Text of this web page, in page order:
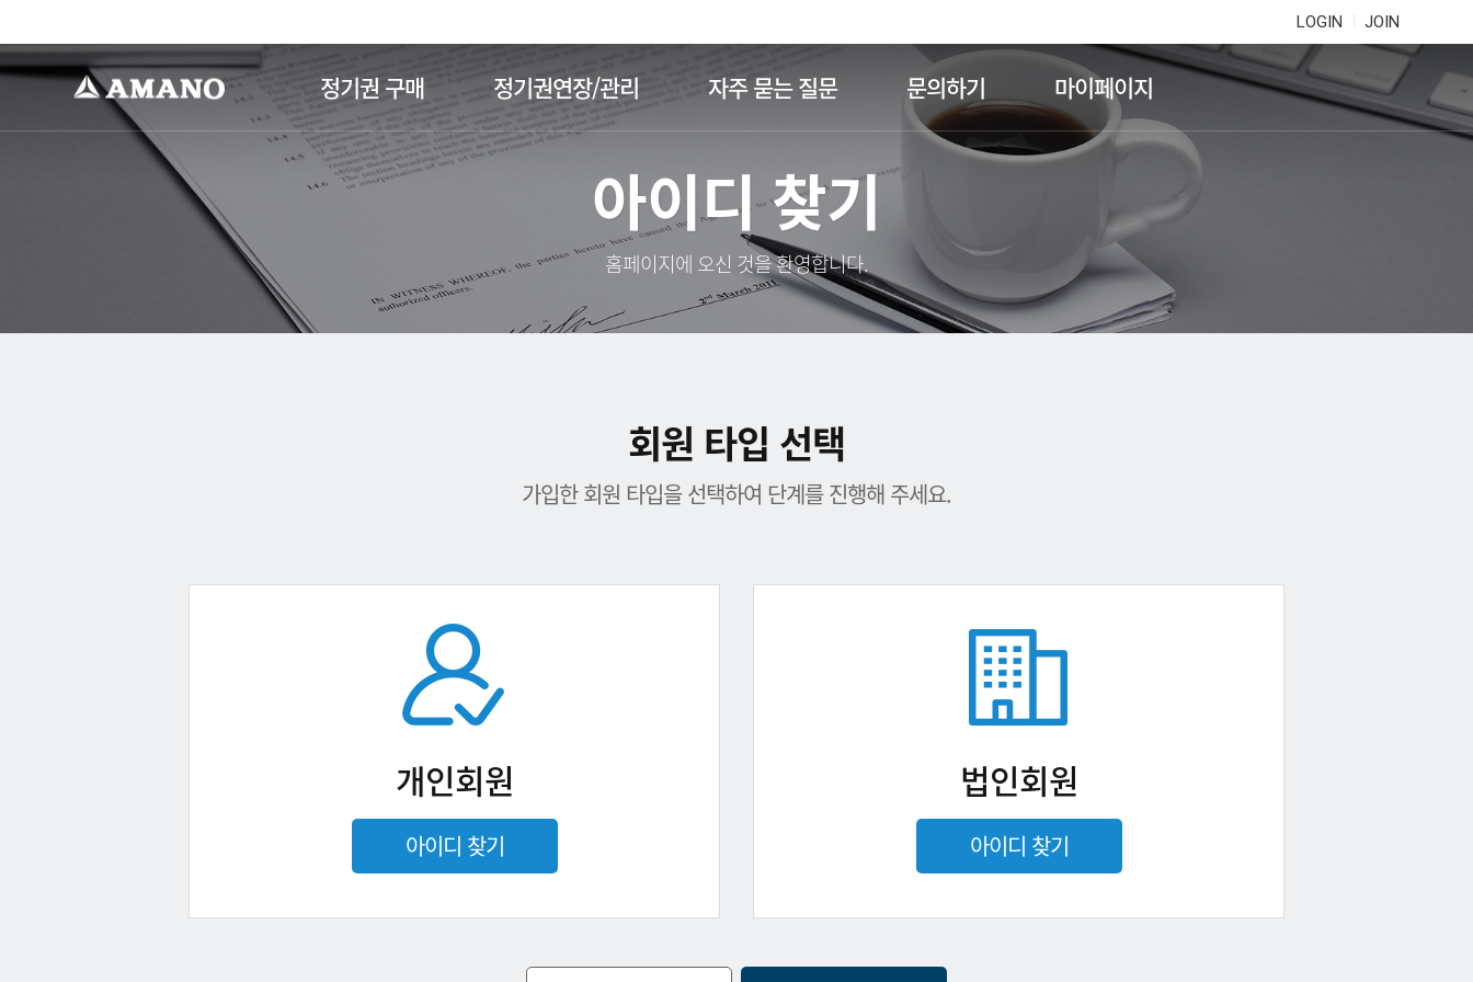
LOGIN JOIN
정기권 구매 정기권연장/관리 자주 묻는 질문 문의하기 마이페이지
아이디 찾기
홈페이지에 오신 것을 환영합니다.
회원 타입 선택
가입한 회원 타입을 선택하여 단계를 진행해 주세요.
개인회원
아이디 찾기
법인회원
아이디 찾기